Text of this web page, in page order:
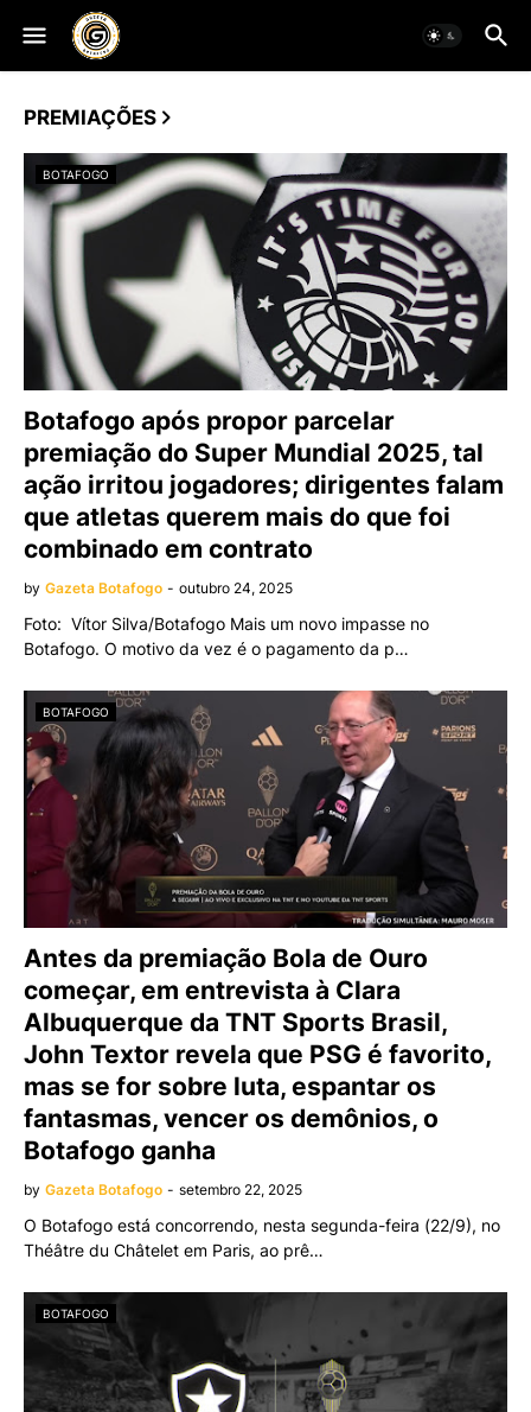
PREMIAÇÕES
BOTAFOGO
Botafogo após propor parcelar
premiação do Super Mundial 2025, tal
ação irritou jogadores; dirigentes falam
que atletas querem mais do que foi
combinado em contrato
by Gazeta Botafogo - outubro 24, 2025
Foto: Vítor Silva/Botafogo Mais um novo impasse no
Botafogo. O motivo da vez é o pagamento da p…
BOTAFOGO
Antes da premiação Bola de Ouro
começar, em entrevista à Clara
Albuquerque da TNT Sports Brasil,
John Textor revela que PSG é favorito,
mas se for sobre luta, espantar os
fantasmas, vencer os demônios, o
Botafogo ganha
by Gazeta Botafogo - setembro 22, 2025
O Botafogo está concorrendo, nesta segunda-feira (22/9), no
Théâtre du Châtelet em Paris, ao prê…
BOTAFOGO